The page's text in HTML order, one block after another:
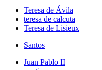
Teresa de Ávila
teresa de calcuta
Teresa de Lisieux
Santos
Juan Pablo II